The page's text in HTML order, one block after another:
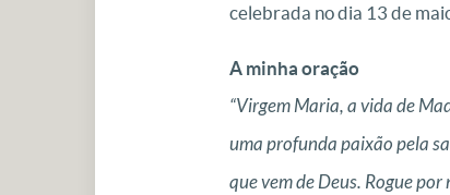
celebrada no dia 13 de
A minha oração
“Virgem Maria, a vida de
uma profunda paixão pela
que vem de Deus. Rogue